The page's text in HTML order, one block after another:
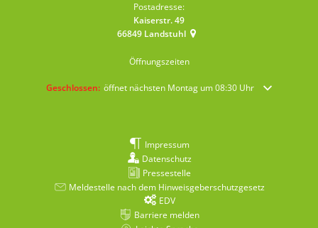
Postadresse:
Kaiserstr. 49
66849 Landstuhl
Öffnungszeiten
Klicken, um weitere Öffnungs- oder Schließzeiten auszublenden
Geschlossen: öffnet nächsten Montag um 08:30 Uhr
Impressum
Datenschutz
Pressestelle
Meldestelle nach dem Hinweisgeberschutzgesetz
EDV
Barriere melden